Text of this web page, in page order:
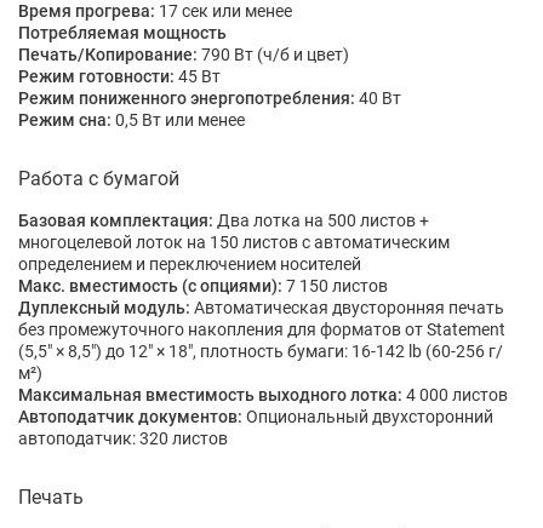
Время прогрева: 17 сек или менее
Потребляемая мощность
Печать/Копирование: 790 Вт (ч/б и цвет)
Режим готовности: 45 Вт
Режим пониженного энергопотребления: 40 Вт
Режим сна: 0,5 Вт или менее
Работа с бумагой
Базовая комплектация: Два лотка на 500 листов +
многоцелевой лоток на 150 листов с автоматическим
определением и переключением носителей
Макс. вместимость (с опциями): 7 150 листов
Дуплексный модуль: Автоматическая двусторонняя печать
без промежуточного накопления для форматов от Statement
(5,5" × 8,5") до 12" × 18", плотность бумаги: 16-142 lb (60-256 г/
м²)
Максимальная вместимость выходного лотка: 4 000 листов
Автоподатчик документов: Опциональный двухсторонний
автоподатчик: 320 листов
Печать